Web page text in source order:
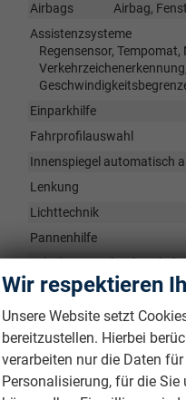
Airbags
Airbag,
Assistenzsysteme
Regensensor,
Einparkhilfe
Fahrprofilauswahl
Innenspiegel automatisch
Lenkung
Lichttechnik
Pannenhilfe
Scheibenwaschanlage
Start/Stop-Automatik
Zentralverriegelung
Zentralverriegelung,
Außen
Wir respektieren
Unsere Website setzt
bereitzustellen. Hierbei
verarbeiten nur die Daten
Personalisierung, für die